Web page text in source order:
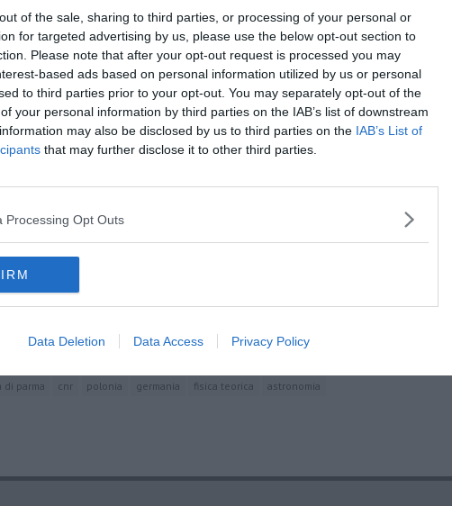
of the sale, sharing to third parties, or processing of your personal or
for targeted advertising by us, please use the below opt-out section to
Please note that after your opt-out request is processed you may
based ads based on personal information utilized by us or personal
to third parties prior to your opt-out. You may separately opt-out of the
your personal information by third parties on the IAB’s list of downstream
may also be disclosed by us to third parties on the IAB’s List of
that may further disclose it to other third parties.
Processing Opt Outs
Data Deletion Data Access Privacy Policy
il movimento del sole. La tecnologia che
invece a luce non concentrata e si serve delle
i fotoni e indirizzare l’energia raccolta in un
dispersione”.
iscriviti alla
tua casella di posta.
di parma cnr polonia germania fisica teorica
astronomia